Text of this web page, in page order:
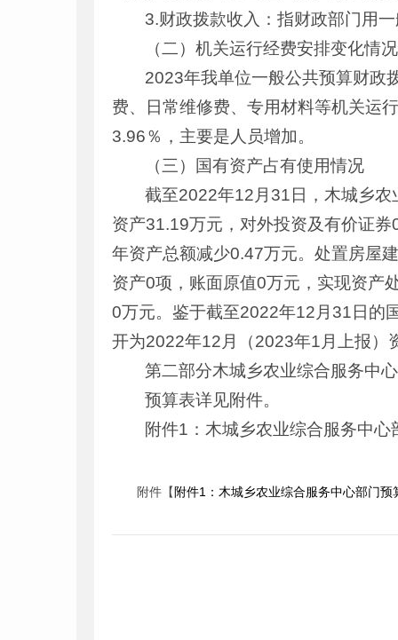
3.财政拨款收入：指财政部门用
（二）机关运行经费安排变化情
2023年我单位一般公共预算财政
费、日常维修费、专用材料等机关运
3.96％，主要是人员增加。
（三）国有资产占有使用情况
截至2022年12月31日，木城乡
资产31.19万元，对外投资及有价证
年资产总额减少0.47万元。处置房屋
资产0项，账面原值0万元，实现资产
0万元。鉴于截至2022年12月31日的
开为2022年12月（2023年1月上报）
第二部分木城乡农业综合服务中
预算表详见附件。
附件1：木城乡农业综合服务中
附件【 附件1：木城乡农业综合服务中心部门